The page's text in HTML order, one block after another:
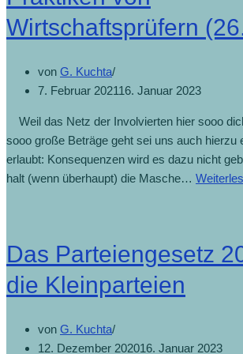
Wirtschaftsprüfern
von G. Kuchta
7. Februar 202116. Januar 2023
Weil das Netz der Involvierten hier sooo
sooo große Beträge geht sei uns auch hierzu
erlaubt: Konsequenzen wird es dazu nicht
halt (wenn überhaupt) die Masche…
Das Parteiengesetz
die Kleinparteien
von G. Kuchta
12. Dezember 202016. Januar 2023